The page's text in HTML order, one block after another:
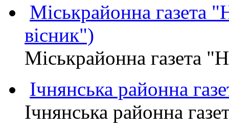
Міськрайонна
вісник")
Міськрайонна газета
Ічнянська районна
Ічнянська районна